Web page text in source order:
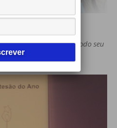
Darghan com todo seu
sabedoria!